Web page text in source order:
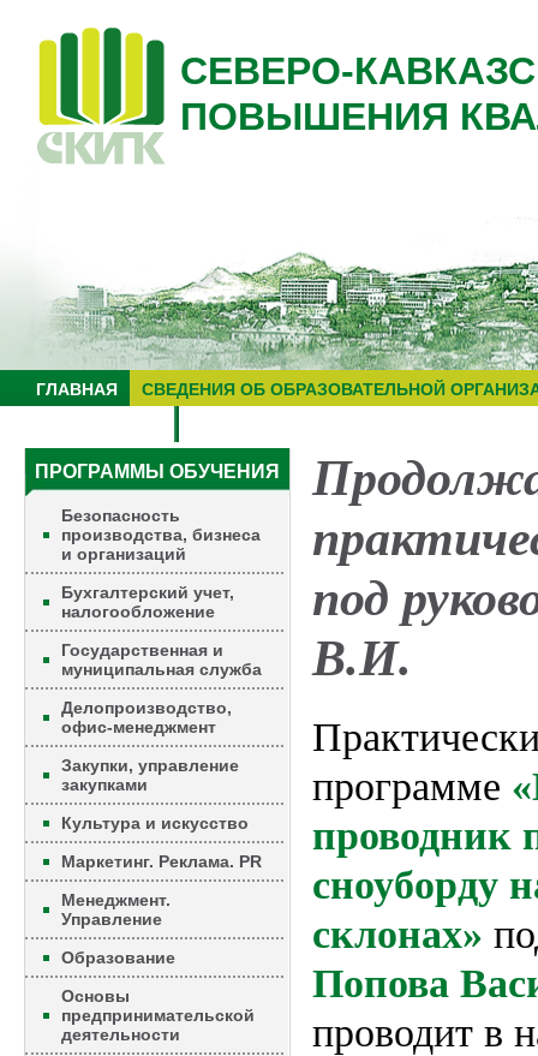
СЕВЕРО-
ПОВЫШЕНИЯ
ГЛАВНАЯ
СВЕДЕНИЯ ОБ ОБРАЗОВАТЕЛЬНОЙ
ПРОГРАММЫ ОБУЧЕНИЯ
Безопасность
производства, бизнеса
и организаций
Бухгалтерский учет,
налогообложение
Государственная и
муниципальная служба
Делопроизводство,
офис-менеджмент
Закупки, управление
закупками
Культура и искусство
Маркетинг. Реклама. PR
Менеджмент.
Управление
Образование
Основы
предпринимательской
деятельности
под
В.И.
программе
проводник
сноуборду
склонах»
Попова
проводит в